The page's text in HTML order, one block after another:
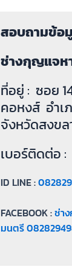
สอบถามข้อ
ช่างกุญแจห
ที่อยู่ : ซอย
คอหงส์ อำเ
จังหวัดสงขล
เบอร์ติดต่อ :
ID LINE :
FACEBOOK :ช่า
มนตรี